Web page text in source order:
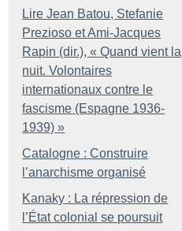
Lire Jean Batou, Stefanie
Prezioso et Ami-Jacques
Rapin (dir.), « Quand vient la
nuit. Volontaires
internationaux contre le
fascisme (Espagne 1936-
1939) »
Catalogne : Construire
l’anarchisme organisé
Kanaky : La répression de
l’État colonial se poursuit